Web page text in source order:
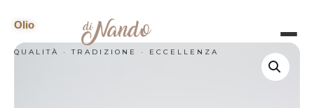
QUALITÀ · TRADIZIONE · ECCELLENZA
Olio